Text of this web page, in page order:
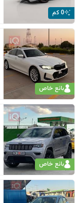
0 كم
بائع خاص
بائع خاص